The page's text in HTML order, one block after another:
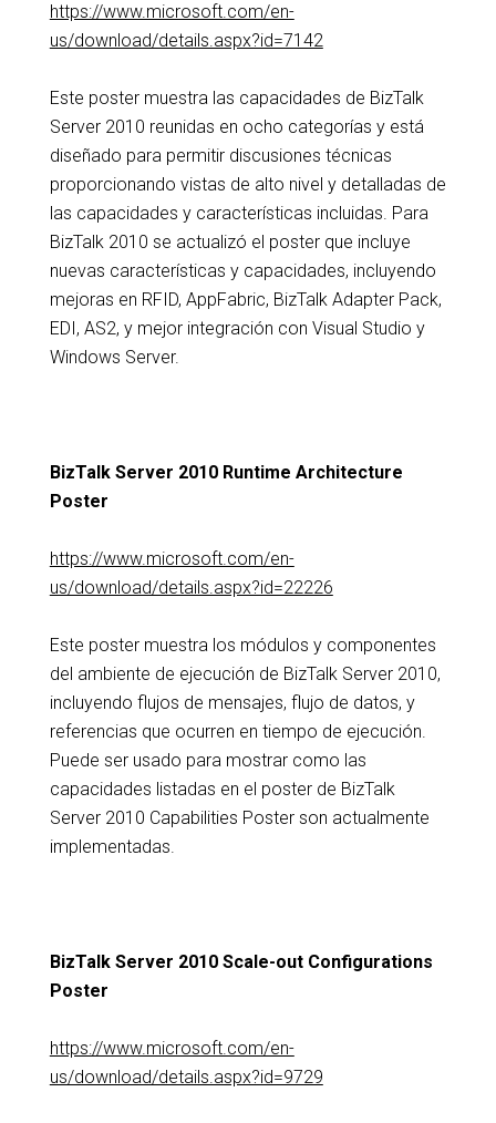
https://www.microsoft.com/en-
us/download/details.aspx?id=7142
Este poster muestra las capacidades de BizTalk
Server 2010 reunidas en ocho categorías y está
diseñado para permitir discusiones técnicas
proporcionando vistas de alto nivel y detalladas de
las capacidades y características incluidas. Para
BizTalk 2010 se actualizó el poster que incluye
nuevas características y capacidades, incluyendo
mejoras en RFID, AppFabric, BizTalk Adapter Pack,
EDI, AS2, y mejor integración con Visual Studio y
Windows Server.
BizTalk Server 2010 Runtime Architecture
Poster
https://www.microsoft.com/en-
us/download/details.aspx?id=22226
Este poster muestra los módulos y componentes
del ambiente de ejecución de BizTalk Server 2010,
incluyendo flujos de mensajes, flujo de datos, y
referencias que ocurren en tiempo de ejecución.
Puede ser usado para mostrar como las
capacidades listadas en el poster de BizTalk
Server 2010 Capabilities Poster son actualmente
implementadas.
BizTalk Server 2010 Scale-out Configurations
Poster
https://www.microsoft.com/en-
us/download/details.aspx?id=9729